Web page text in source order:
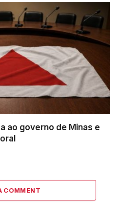
ao governo de Minas e
COMMENT